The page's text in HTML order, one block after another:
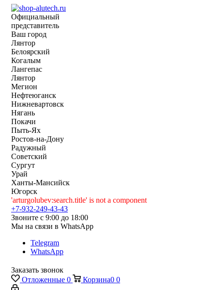
Официальный
представитель
Ваш город
Лянтор
Белоярский
Когалым
Лангепас
Лянтор
Мегион
Нефтеюганск
Нижневартовск
Нягань
Покачи
Пыть-Ях
Рoстов-на-Дону
Радужный
Советский
Сургут
Урай
Ханты-Мансийск
Югорск
'arturgolubev:search.title' is not a component
+7-932-249-43-43
Звоните с 9:00 до 18:00
Мы на связи в WhatsApp
Telegram
WhatsApp
Заказать звонок
Отложенные 0 Корзина0 0